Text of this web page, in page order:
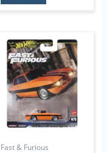
Fast & Furious